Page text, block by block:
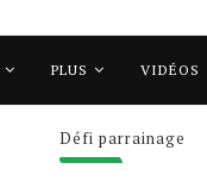
PLUS VIDÉOS
Défi parrainage